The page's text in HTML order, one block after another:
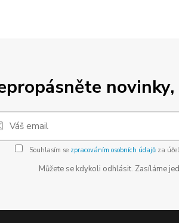
novinky,
Souhlasím se zpracováním osobních údajůza
Můžete se kdykoli odhlásit. Zasíláme